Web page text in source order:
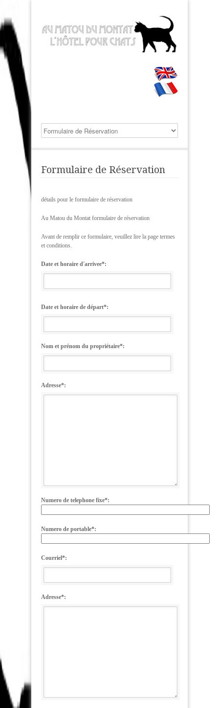
Formulaire de Réservation
détails pour le formulaire de réservation
Au Matou du Montat formulaire de réservation
Avant de remplir ce formulaire, veuillez lire la page termes
et conditions.
Date et horaire d'arrivee*:
Date et horaire de départ*:
Nom et prénom du propriétaire*:
Adresse*:
Numero de telephone fixe*:
Numero de portable*:
Courriel*:
Adresse*: